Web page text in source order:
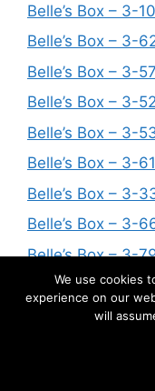
Belle’s Box – 3-
Belle’s Box – 3-
Belle’s Box – 3-57
Belle’s Box – 3-52
Belle’s Box – 3-
Belle’s Box – 3-61
Belle’s Box – 3-
Belle’s Box – 3-
Belle’s Box – 3-
Belle’s Box – 3-
Belle’s Box – 3-
We use cookies
experience on our
will